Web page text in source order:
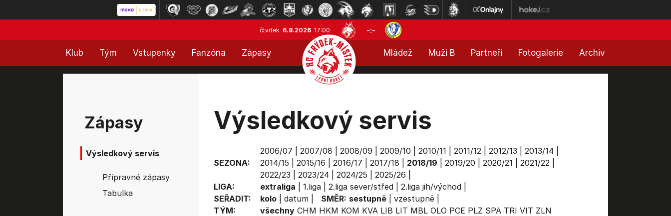
čtvrtek 6.8.2026 17:00 -:-
Klub Tým Vstupenky Fanzóna Zápasy Mládež Muži B Partneři Fotogalerie Archiv
Zápasy
Výsledkový servis
Přípravné zápasy
Tabulka
Výsledkový servis
SEZONA:
2006/07 2007/08 2008/09 2009/10 2010/11 2011/12| 2012/13 2013/14
2014/15
2015/16 2016/17 2017/18 2018/19 2019/20 2020/21 2021/22|
2022/23
2023/24 2024/25 2025/26
LIGA:
extraliga 1.liga| 2.liga sever/střed| 2.liga jih/východ|
SEŘADIT:
kolo| datum| SMĚR: sestupně| vzestupně|
TÝM:
všechny CHM HKM KOM KVA LIB LIT MBL OLO PCE PLZ SPA TRI VIT ZLN